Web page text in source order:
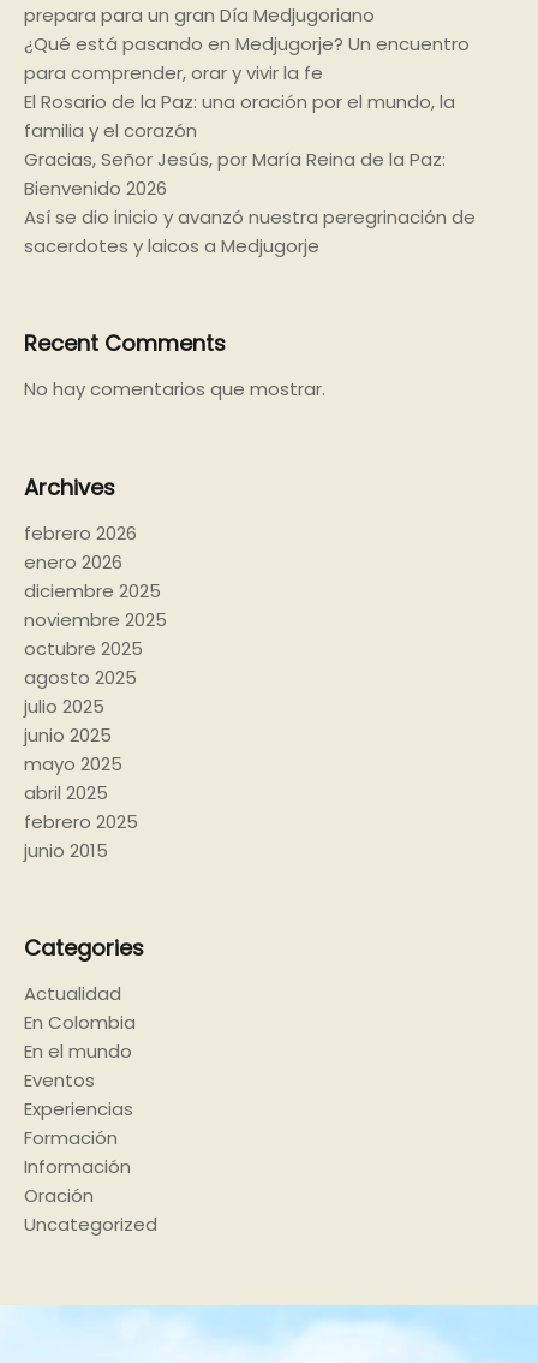
prepara para un gran Día Medjugoriano
¿Qué está pasando en Medjugorje? Un encuentro
para comprender, orar y vivir la fe
El Rosario de la Paz: una oración por el mundo, la
familia y el corazón
Gracias, Señor Jesús, por María Reina de la Paz:
Bienvenido 2026
Así se dio inicio y avanzó nuestra peregrinación de
sacerdotes y laicos a Medjugorje
Recent Comments
No hay comentarios que mostrar.
Archives
febrero 2026
enero 2026
diciembre 2025
noviembre 2025
octubre 2025
agosto 2025
julio 2025
junio 2025
mayo 2025
abril 2025
febrero 2025
junio 2015
Categories
Actualidad
En Colombia
En el mundo
Eventos
Experiencias
Formación
Información
Oración
Uncategorized